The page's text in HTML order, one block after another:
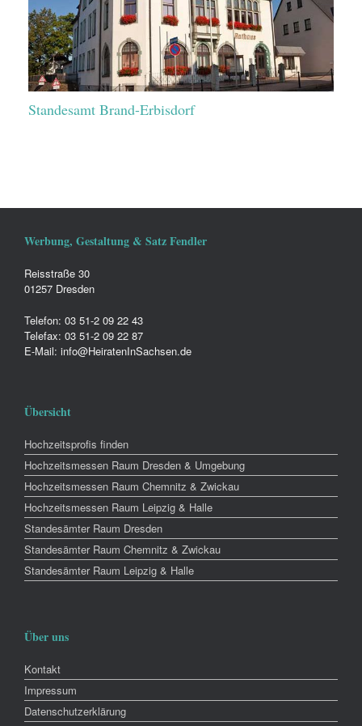
Standesamt Brand-Erbisdorf
Werbung, Gestaltung & Satz Fendler
Reisstraße 30
01257 Dresden
Telefon: 03 51-2 09 22 43
Telefax: 03 51-2 09 22 87
E-Mail: info@HeiratenInSachsen.de
Übersicht
Hochzeitsprofis finden
Hochzeitsmessen Raum Dresden & Umgebung
Hochzeitsmessen Raum Chemnitz & Zwickau
Hochzeitsmessen Raum Leipzig & Halle
Standesämter Raum Dresden
Standesämter Raum Chemnitz & Zwickau
Standesämter Raum Leipzig & Halle
Über uns
Kontakt
Impressum
Datenschutzerklärung